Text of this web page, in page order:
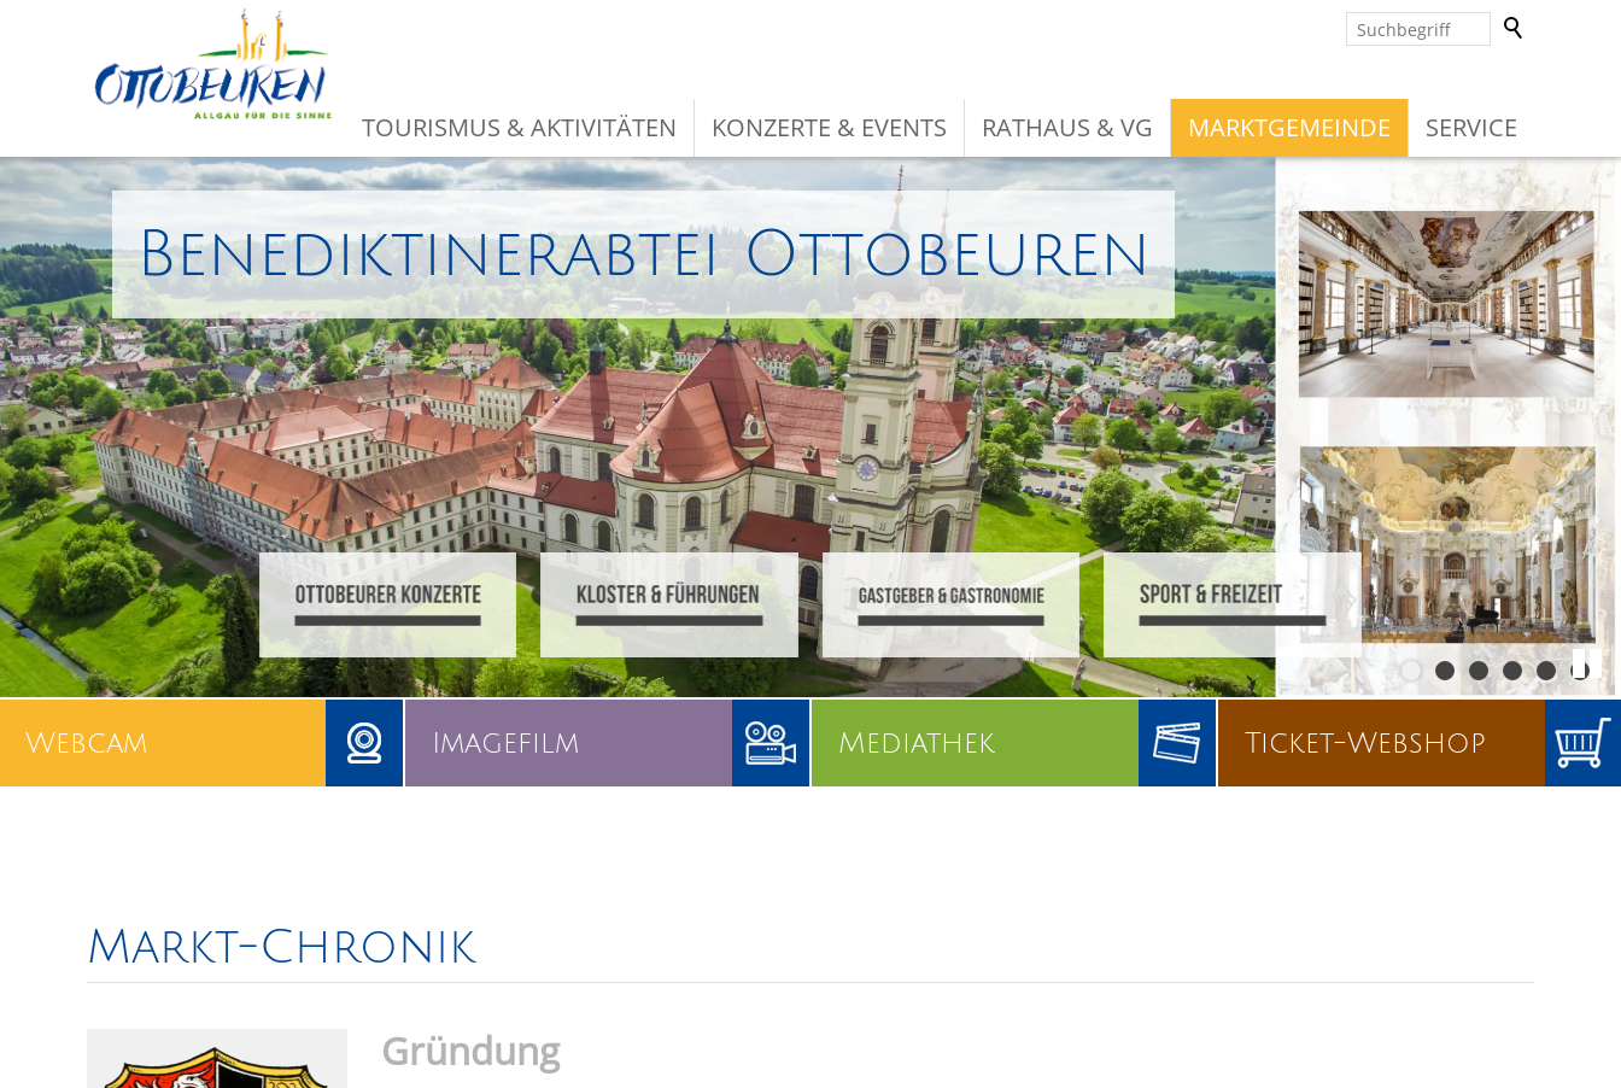
TOURISMUS & AKTIVITÄTEN KONZERTE & EVENTS RATHAUS & VG MARKTGEMEINDE SERVICE
Benediktinerabtei Ottobeuren
Webcam Imagefilm Mediathek Ticket-Webshop
Markt-Chronik
Gründung